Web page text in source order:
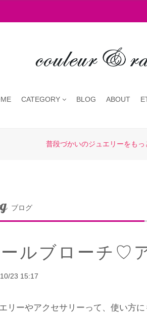
CATEGORY BLOG ABOUT
普段づかいのジュエリーをもっ
ブログ
ルブローチ♡
23 15:17
リーやアクセサリーって、使い方に